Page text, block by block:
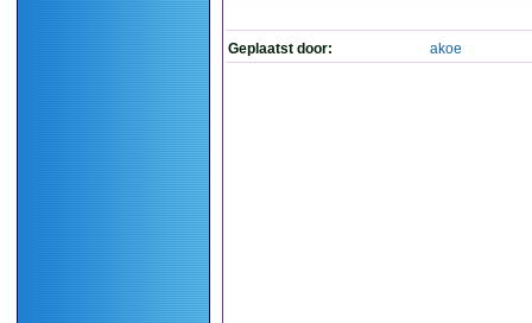
Geplaatst door: akoe